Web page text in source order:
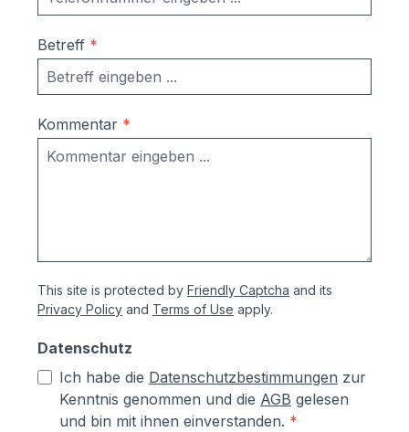
Kasten: 370 x 440 x 160 mm (BHT); DIN
müssen nicht geknickt
werdenerforderlicher Zaunausschnitt
mind.: 385 x 450 mm (BH)
Betreff *
Kommentar *
This site is protected by Friendly Captcha and its
Privacy Policy and Terms of Use apply.
Datenschutz
Ich habe die Datenschutzbestimmungen zur
Kenntnis genommen und die AGB gelesen
und bin mit ihnen einverstanden. *